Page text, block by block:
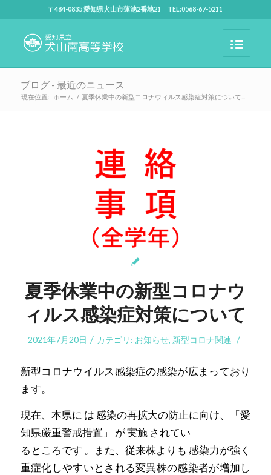
〒484-0835 愛知県犬山市蓮池2番地21 TEL:0568-67-5211
ブログ - 最近のニュース
現在位置: ホーム / 夏季休業中の新型コロナウィルス感染症対策について...
夏季休業中の新型コロナウ
ィルス感染症対策について
2021年7月20日 / カテゴリ: お知らせ, 新型コロナ関連 /
新型コロナウイルス感染症の感染が広まっており
ます。
現在、本県に は 感染の再拡大の防止に向け、「愛
知県厳重警戒措置」 が 実施 されてい
るところです 。また、従来株よりも 感染力が強く
重症化しやすいとされる変異株の感染者が増加し